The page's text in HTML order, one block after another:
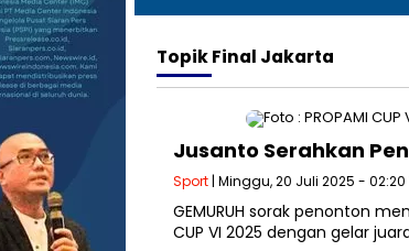
TopikFinal Jakarta
Jusanto Serahkan
Sport | Minggu, 20 Juli 2025 - 02:20
GEMURUH sorak penonton
CUP VI 2025 dengan gelar